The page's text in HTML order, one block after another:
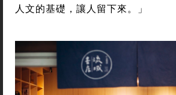
人文的基礎，讓人留下來。」